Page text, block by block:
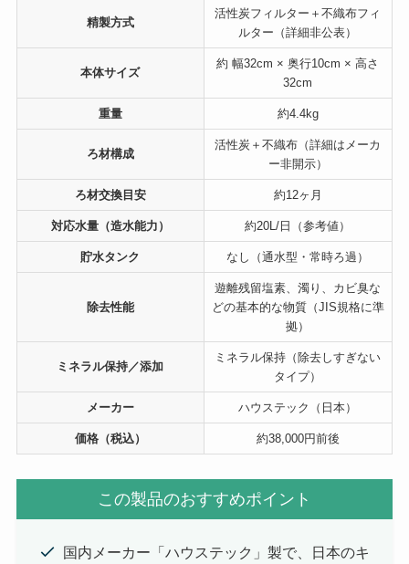
精製方式
活性炭フィルター＋不織布フィ
ルター（詳細非公表）
本体サイズ
約 幅32cm × 奥行10cm × 高さ
32cm
重量 約4.4kg
ろ材構成
活性炭＋不織布（詳細はメーカ
ー非開示）
ろ材交換目安 約12ヶ月
対応水量（造水能力） 約20L/日（参考値）
貯水タンク なし（通水型・常時ろ過）
除去性能
遊離残留塩素、濁り、カビ臭な
どの基本的な物質（JIS規格に準
拠）
ミネラル保持／添加
ミネラル保持（除去しすぎない
タイプ）
メーカー ハウステック（日本）
価格（税込） 約38,000円前後
この製品のおすすめポイント
国内メーカー「ハウステック」製で、日本のキ